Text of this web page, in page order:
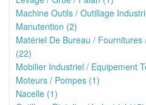
Machine Outils / Outillage
Manutention (2)
Matériel De Bureau /
(22)
Mobilier Industriel / Equipement
Moteurs / Pompes (1)
Nacelle (1)